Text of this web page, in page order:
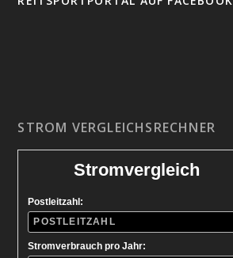
STROM VERGLEICHSRECHNER
Stromvergleich
Postleitzahl:
Stromverbrauch pro Jahr: